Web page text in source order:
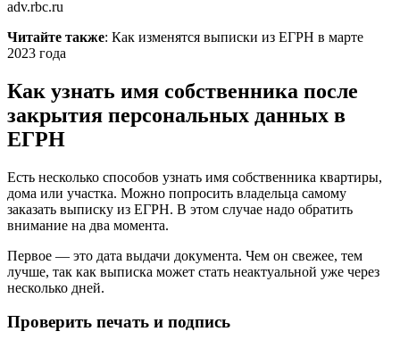
adv.rbc.ru
Читайте также: Как изменятся выписки из ЕГРН в марте
2023 года
Как узнать имя собственника после
закрытия персональных данных в
ЕГРН
Есть несколько способов узнать имя собственника квартиры,
дома или участка. Можно попросить владельца самому
заказать выписку из ЕГРН. В этом случае надо обратить
внимание на два момента.
Первое — это дата выдачи документа. Чем он свежее, тем
лучше, так как выписка может стать неактуальной уже через
несколько дней.
Проверить печать и подпись